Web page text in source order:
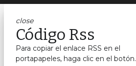
close
Código Rss
Para copiar el enlace RSS en el
portapapeles, haga clic en el botón.